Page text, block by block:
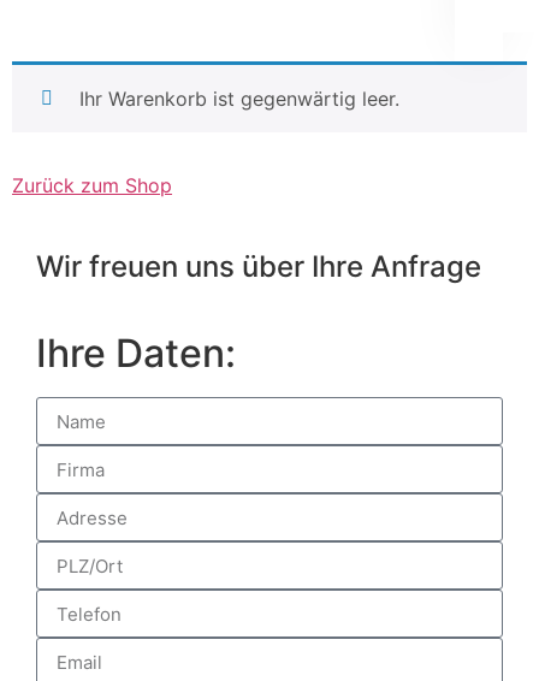
Ihr Warenkorb ist gegenwärtig leer.
Zurück zum Shop
Wir freuen uns über Ihre Anfrage
Ihre Daten: